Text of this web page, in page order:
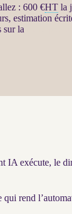
: 600 €HTla
estimation
sur la
IA exécute, le
qui rend